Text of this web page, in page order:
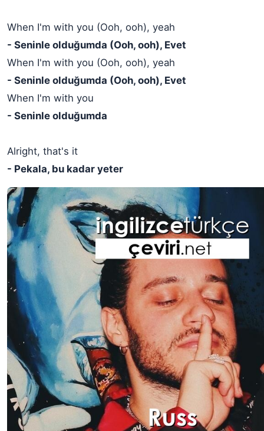
When I'm with you (Ooh, ooh), yeah
- Seninle olduğumda (Ooh, ooh), Evet
When I'm with you (Ooh, ooh), yeah
- Seninle olduğumda (Ooh, ooh), Evet
When I'm with you
- Seninle olduğumda
Alright, that's it
- Pekala, bu kadar yeter